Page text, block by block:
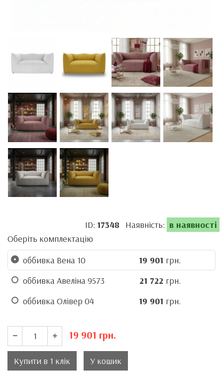
ID: 17348 Наявність: в наявності
Оберіть комплектацію
оббивка Вена 10
19 901 грн.
оббивка Авеліна 9573
21 722 грн.
оббивка Олівер 04
19 901 грн.
19 901 грн.
Купити в 1 клік У кошик